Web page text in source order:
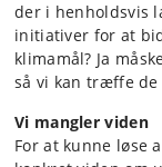
der i henholdsvis
initiativer for at
klimamål? Ja
så vi kan træffe
Vi mangler viden
For at kunne løse